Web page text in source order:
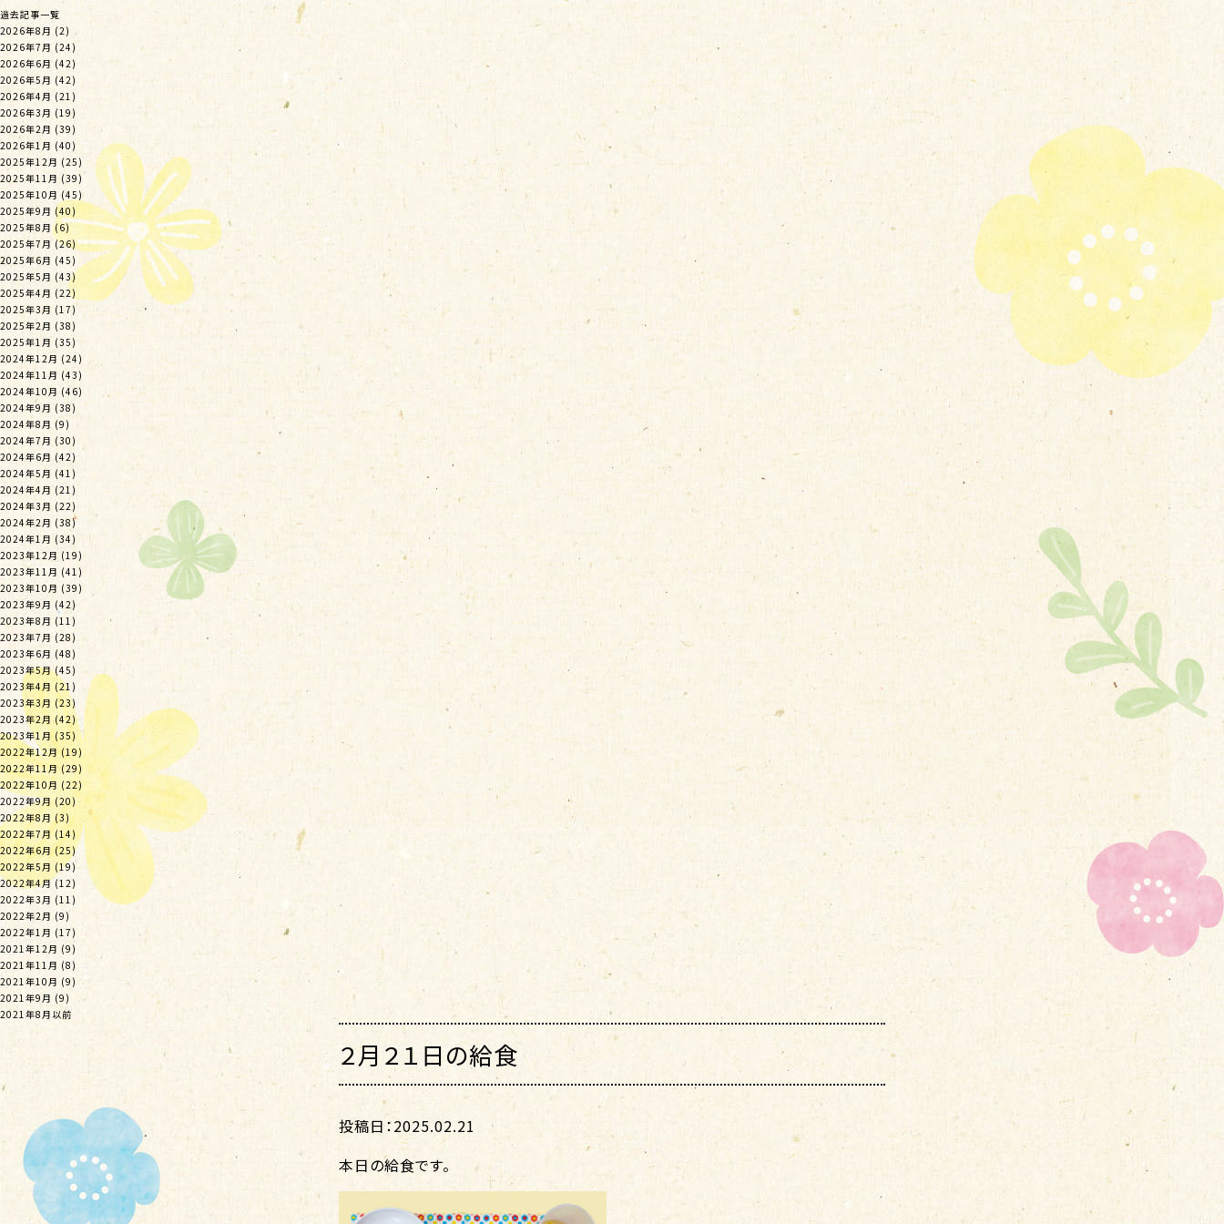
過去記事一覧
2026年8月 (2)
2026年7月 (24)
2026年6月 (42)
2026年5月 (42)
2026年4月 (21)
2026年3月 (19)
2026年2月 (39)
2026年1月 (40)
2025年12月 (25)
2025年11月 (39)
2025年10月 (45)
2025年9月 (40)
2025年8月(6)
2025年7月 (26)
2025年6月 (45)
2025年5月 (43)
2025年4月 (22)
2025年3月 (17)
2025年2月 (38)
2025年1月 (35)
2024年12月 (24)
2024年11月 (43)
2024年10月 (46)
2024年9月 (38)
2024年8月 (9)
2024年7月 (30)
2024年6月 (42)
2024年5月 (41)
2024年4月 (21)
2024年3月 (22)
2024年2月 (38)
2024年1月 (34)
2023年12月 (19)
2023年11月 (41)
2023年10月 (39)
2023年9月 (42)
2023年8月 (11)
2023年7月 (28)
2023年6月 (48)
2023年5月(45)
2023年4月 (21)
2023年3月 (23)
2023年2月 (42)
2023年1月 (35)
2022年12月 (19)
2022年11月 (29)
2022年10月 (22)
2022年9月 (20)
2022年8月 (3)
2022年7月(14)
2022年6月 (25)
2022年5月 (19)
2022年4月(12)
2022年3月 (11)
2022年2月 (9)
2022年1月 (17)
2021年12月 (9)
2021年11月 (8)
2021年10月 (9)
2021年9月 (9)
2021年8月以前
２月２１日の給食
投稿日：2025.02.21
本日の給食です。